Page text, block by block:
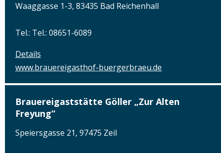
Waaggasse 1-3, 83435 Bad Reichenhall
Tel.: Tel.: 08651-6089
Details
www.brauereigasthof-buergerbraeu.de
Brauereigaststätte Göller „Zur Alten
Freyung“
Speiersgasse 21, 97475 Zeil